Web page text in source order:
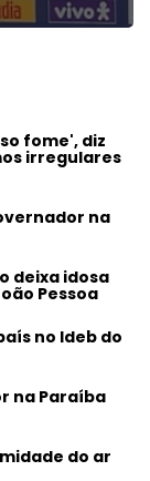
fome', diz
irregulares
na
deixa idosa
Pessoa
no Ideb do
na Paraíba
do ar